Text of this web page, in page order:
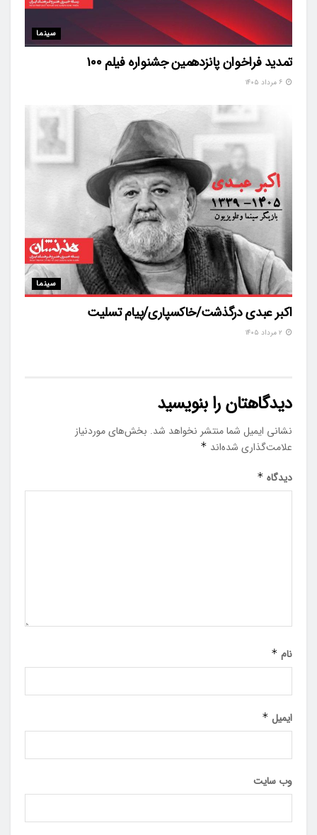
سینما
تمدید فراخوان پانزدهمین جشنواره فیلم ۱۰۰
سینما
اکبر عبدی درگذشت/خاکسپاری/پیام تسلیت
دیدگاهتان را بنویسید
نشانی ایمیل شما منتشر نخواهد شد. بخش‌های موردنیاز
علامت‌گذاری شده‌اند *
دیدگاه *
نام *
ایمیل *
وب‌ سایت